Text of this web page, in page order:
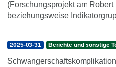
(Forschungsprojekt am
beziehungsweise
2025-03-31 Berichte und sonstige